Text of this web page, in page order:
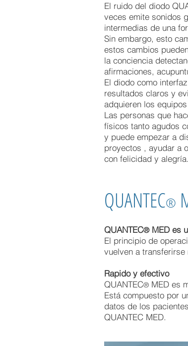
El ruido del diodo
veces emite sonidos
intermedias de una
Sin embargo, esto
estos cambios
la conciencia
afirmaciones,
El diodo como
resultados claros y
adquieren los
Las personas que
físicos tanto agudos
y puede empezar a
proyectos , ayudar a
con felicidad y alegría.
QUANTEC®
QUANTEC®MED es
El principio de
vuelven a
Rapido y efectivo
QUANTEC® MED es
Está compuesto por
datos de los
QUANTEC MED.